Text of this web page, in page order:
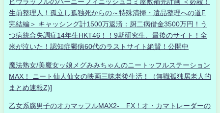
ヒウラッフルのハーニーフィニッシュゴミ屋敷補完計画 ＜必殺！
生前整理人！孤立し孤独死からの～特殊清掃・遺品整理への道F
完結編＞ キャッシング計1500万返済：厨二病借金3500万円！う
つ病統合失調症14年生HKT46！！9期研究生、最後のサイト！全
米が泣いた！認知症鬱病60代のラストサイト絶賛！公開中
魔法熟女/美魔女ッ娘メグみみちゃんのニートッフルステーション
MAX！ ニート仙人仙女の映画三昧老後生活！（無職孤独居老人的
まとめ速報Z)]
乙女系腐男子のオカマッフルMAX2- FX！オ・カマトレーダーの